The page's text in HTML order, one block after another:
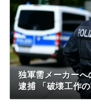
独軍需メーカー
逮捕 「破壊工作